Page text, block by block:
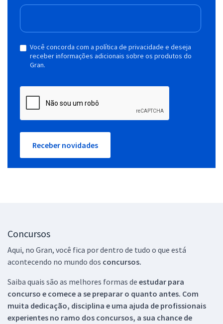
Você concorda com a política de privacidade e deseja
receber informações adicionais sobre os produtos do
Gran.
Receber novidades
Concursos
Aqui, no Gran, você fica por dentro de tudo o que está
acontecendo no mundo dos concursos.
Saiba quais são as melhores formas de estudar para
concurso e comece a se preparar o quanto antes. Com
muita dedicação, disciplina e uma ajuda de profissionais
experientes no ramo dos concursos, a sua chance de